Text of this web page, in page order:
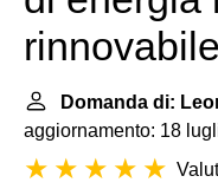
Domanda di:
aggiornamento: 18